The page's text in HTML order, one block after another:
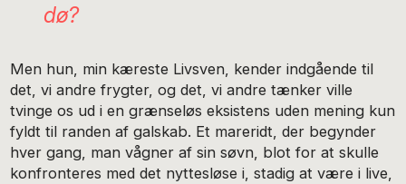
dø?
Men hun, min kæreste Livsven, kender indgående til
det, vi andre frygter, og det, vi andre tænker ville
tvinge os ud i en grænseløs eksistens uden mening kun
fyldt til randen af galskab. Et mareridt, der begynder
hver gang, man vågner af sin søvn, blot for at skulle
konfronteres med det nyttesløse i, stadig at være i live,